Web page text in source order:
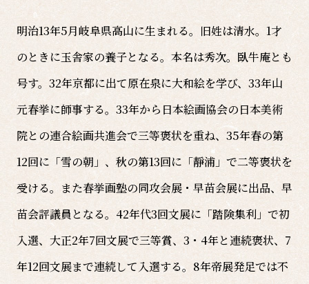
明治13年5月岐阜県高山に生まれる。旧姓は清水。1才
のときに玉舎家の養子となる。本名は秀次。臥牛庵とも
号す。32年京都に出て原在泉に大和絵を学び、33年山
元春挙に師事する。33年から日本絵画協会の日本美術
院との連合絵画共進会で三等褒状を重ね、35年春の第
12回に「雪の朝」、秋の第13回に「靜浦」で二等褒状を
受ける。また春挙画塾の同攻会展・早苗会展に出品、早
苗会評議員となる。42年代3回文展に「踏険集利」で初
入選、大正2年7回文展で三等賞、3・4年と連続褒状、7
年12回文展まで連続して入選する。8年帝展発足では不